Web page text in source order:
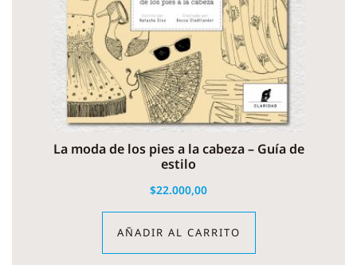
La moda de los pies a la cabeza – Guía de
estilo
$22.000,00
AÑADIR AL CARRITO